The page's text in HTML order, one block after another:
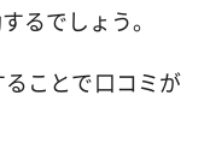
るでしょう。
ことで口コミが